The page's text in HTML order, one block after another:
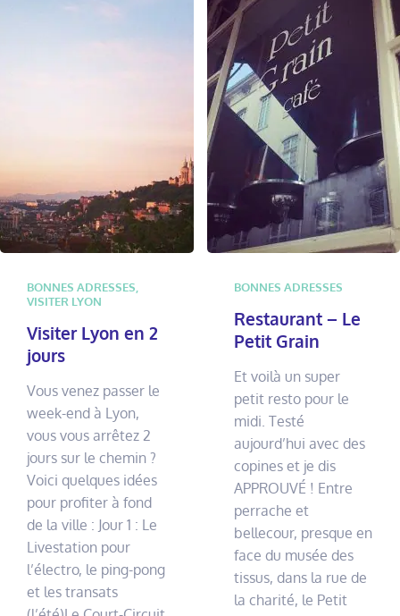
BONNES ADRESSES
VISITER LYON
Visiter Lyon en 2
jours
Vous venez passer le
week-end à Lyon,
vous vous arrêtez 2
jours sur le chemin ?
Voici quelques idées
pour profiter à fond
de la ville : Jour 1 : Le
Livestation pour
l’électro, le ping-pong
et les transats
BONNES ADRESSES
Restaurant – Le
Petit Grain
Et voilà un super
petit resto pour le
midi. Testé
aujourd’hui avec des
copines et je dis
APPROUVÉ ! Entre
perrache et
bellecour, presque en
face du musée des
tissus, dans la rue de
la charité, le Petit